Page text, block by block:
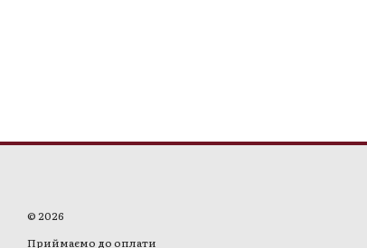
© 2026
Приймаємо до оплати